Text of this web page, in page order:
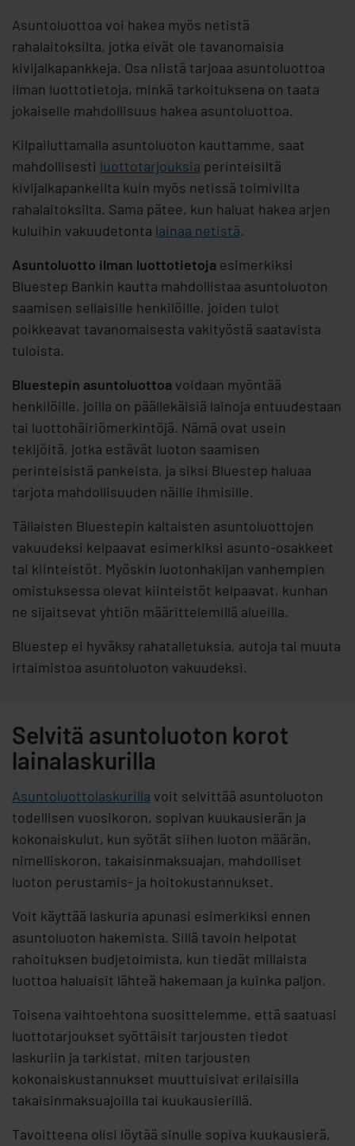
Asuntoluottoa voi hakea myös netistä
rahalaitoksilta, jotka eivät ole tavanomaisia
kivijalkapankkeja. Osa niistä tarjoaa asuntoluottoa
ilman luottotietoja, minkä tarkoituksena on taata
jokaiselle mahdollisuus hakea asuntoluottoa.
Kilpailuttamalla asuntoluoton kauttamme, saat
mahdollisesti luottotarjouksia perinteisiltä
kivijalkapankeilta kuin myös netissä toimivilta
rahalaitoksilta. Sama pätee, kun haluat hakea arjen
kuluihin vakuudetonta lainaa netistä.
Asuntoluotto ilman luottotietoja esimerkiksi
Bluestep Bankin kautta mahdollistaa asuntoluoton
saamisen sellaisille henkilöille, joiden tulot
poikkeavat tavanomaisesta vakityöstä saatavista
tuloista.
Bluestepin asuntoluottoa voidaan myöntää
henkilöille, joilla on päällekäisiä lainoja entuudestaan
tai luottohäiriömerkintöjä. Nämä ovat usein
tekijöitä, jotka estävät luoton saamisen
perinteisistä pankeista, ja siksi Bluestep haluaa
tarjota mahdollisuuden näille ihmisille.
Tällaisten Bluestepin kaltaisten asuntoluottojen
vakuudeksi kelpaavat esimerkiksi asunto-osakkeet
tai kiinteistöt. Myöskin luotonhakijan vanhempien
omistuksessa olevat kiinteistöt kelpaavat, kunhan
ne sijaitsevat yhtiön määrittelemillä alueilla.
Bluestep ei hyväksy rahatalletuksia, autoja tai muuta
irtaimistoa asuntoluoton vakuudeksi.
Selvitä asuntoluoton korot
lainalaskurilla
Asuntoluottolaskurilla voit selvittää asuntoluoton
todellisen vuosikoron, sopivan kuukausierän ja
kokonaiskulut, kun syötät siihen luoton määrän,
nimelliskoron, takaisinmaksuajan, mahdolliset
luoton perustamis- ja hoitokustannukset.
Voit käyttää laskuria apunasi esimerkiksi ennen
asuntoluoton hakemista. Sillä tavoin helpotat
rahoituksen budjetoimista, kun tiedät millaista
luottoa haluaisit lähteä hakemaan ja kuinka paljon.
Toisena vaihtoehtona suosittelemme, että saatuasi
luottotarjoukset syöttäisit tarjousten tiedot
laskuriin ja tarkistat, miten tarjousten
kokonaiskustannukset muuttuisivat erilaisilla
takaisinmaksuajoilla tai kuukausierillä.
Tavoitteena olisi löytää sinulle sopiva kuukausierä,